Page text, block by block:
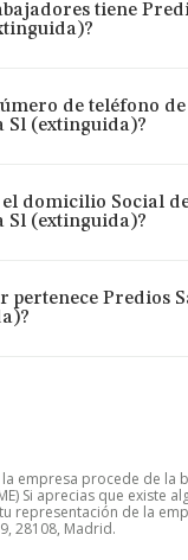
tiene
de teléfono
Sl (extinguida)?
el domicilio Social
Sl (extinguida)?
pertenece Predios
empresa procede de la
Si aprecias que existe
representación de la
28108, Madrid.